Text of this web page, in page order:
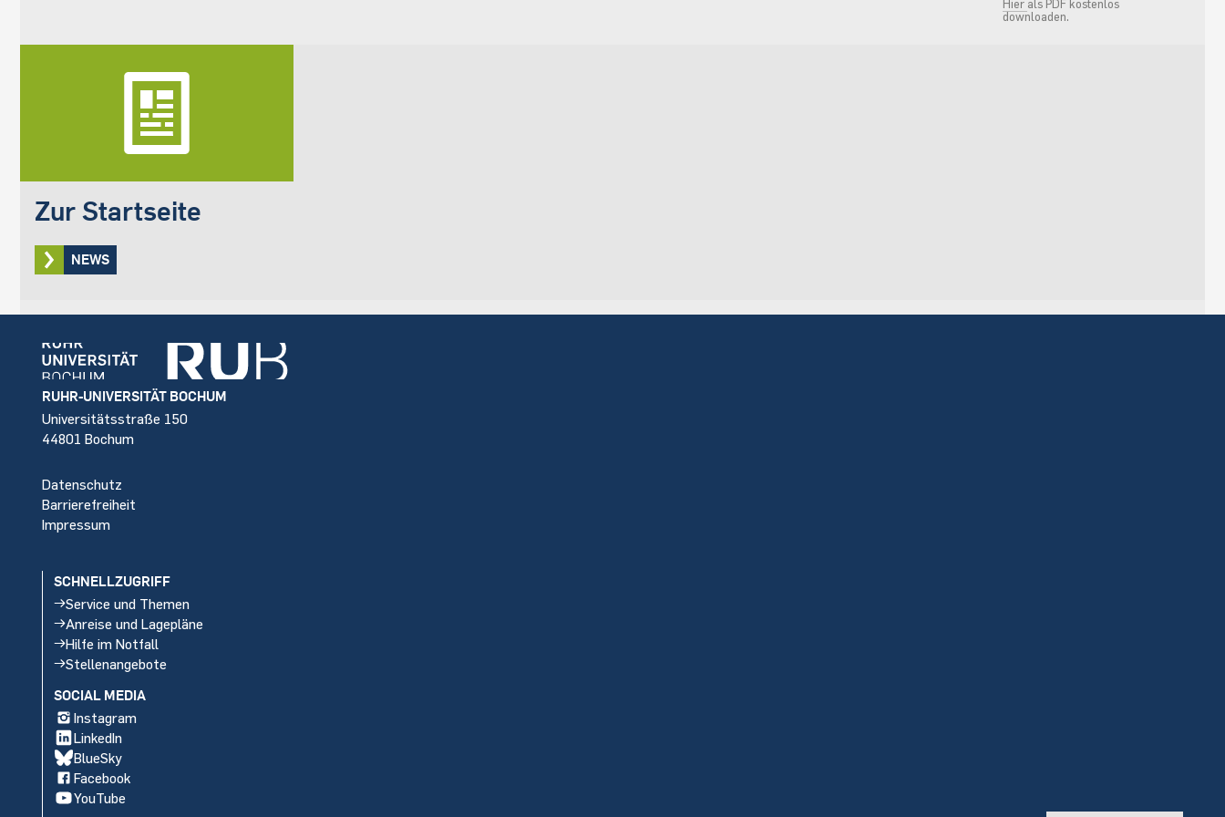
Hier als PDF kostenlos
downloaden.
Zur Startseite
NEWS
Footer
RUHR-UNIVERSITÄT BOCHUM
Universitätsstraße 150
44801 Bochum
Datenschutz
Barrierefreiheit
Impressum
SCHNELLZUGRIFF
Service und Themen
Anreise und Lagepläne
Hilfe im Notfall
Stellenangebote
SOCIAL MEDIA
Instagram
LinkedIn
BlueSky
Facebook
YouTube